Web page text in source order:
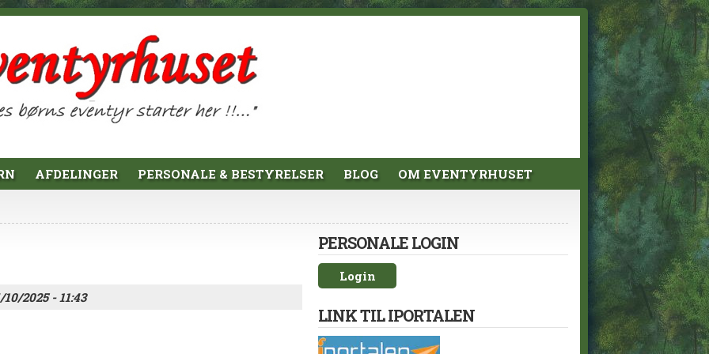
AFDELINGER PERSONALE & BESTYRELSER BLOG OM EVENTYRHUSET
2025 - 11:43
PERSONALE LOGIN
Login
LINK TIL IPORTALEN